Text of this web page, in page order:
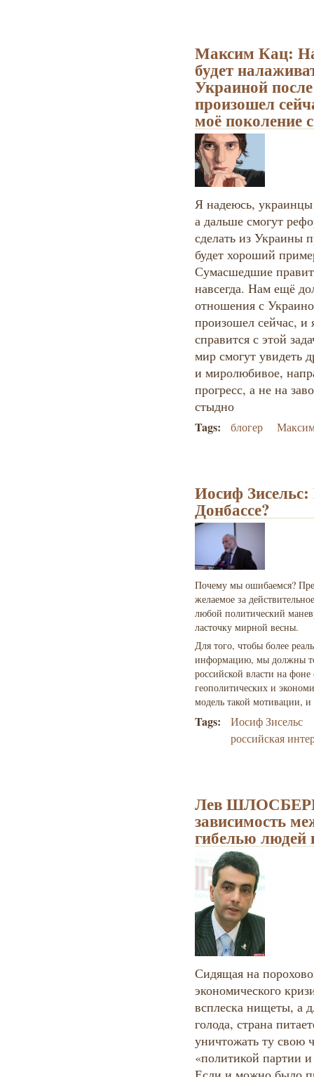
Максим Кац:
будет
Украиной
произошел
моё поколение
Я надеюсь, украинцы
а дальше смогут
сделать из Украины
будет хороший
Сумасшедшие
навсегда. Нам ещё
отношения с
произошел сейчас, и
справится с этой
мир смогут увидеть
и миролюбивое,
прогресс, а не на
стыдно
Tags: блогер
Иосиф
Донбассе?
Почему мы ошибаемся?
желаемое за
любой политический
ласточку мирной весны.
Для того, чтобы более
информацию, мы должны
российской власти на
геополитических и
модель такой мотивации, и
Tags:
Иосиф Зисельс
российская
Лев
зависимость
гибелью людей
Сидящая на
экономического
всплеска нищеты, а
голода, страна
уничтожать ту свою
«политикой партии